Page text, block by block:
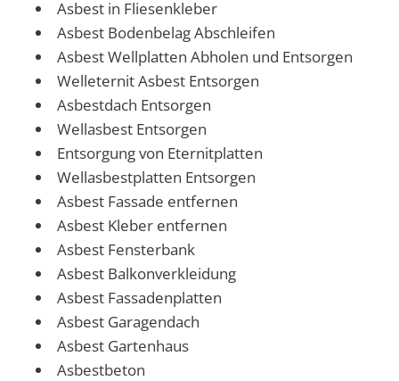
Asbest in Fliesenkleber
Asbest Bodenbelag Abschleifen
Asbest Wellplatten Abholen und Entsorgen
Welleternit Asbest Entsorgen
Asbestdach Entsorgen
Wellasbest Entsorgen
Entsorgung von Eternitplatten
Wellasbestplatten Entsorgen
Asbest Fassade entfernen
Asbest Kleber entfernen
Asbest Fensterbank
Asbest Balkonverkleidung
Asbest Fassadenplatten
Asbest Garagendach
Asbest Gartenhaus
Asbestbeton